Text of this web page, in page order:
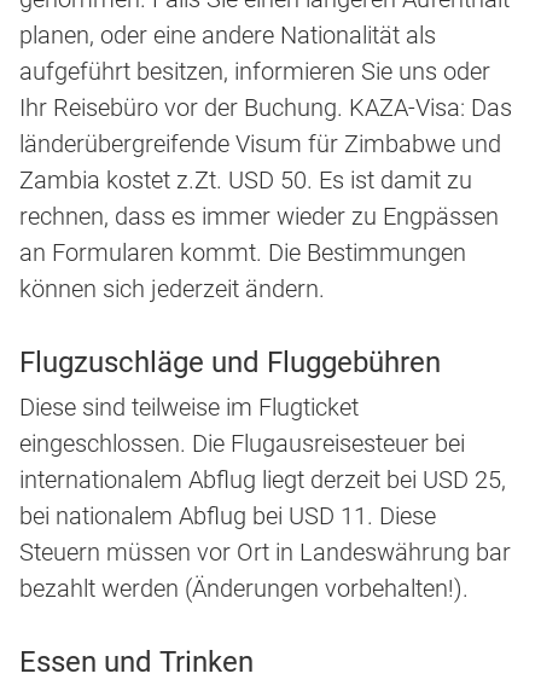
planen, oder eine andere Nationalität als
aufgeführt besitzen, informieren Sie uns oder
Ihr Reisebüro vor der Buchung. KAZA-Visa: Das
länderübergreifende Visum für Zimbabwe und
Zambia kostet z.Zt. USD 50. Es ist damit zu
rechnen, dass es immer wieder zu Engpässen
an Formularen kommt. Die Bestimmungen
können sich jederzeit ändern.
Flugzuschläge und Fluggebühren
Diese sind teilweise im Flugticket
eingeschlossen. Die Flugausreisesteuer bei
internationalem Abflug liegt derzeit bei USD 25,
bei nationalem Abflug bei USD 11. Diese
Steuern müssen vor Ort in Landeswährung bar
bezahlt werden (Änderungen vorbehalten!).
Essen und Trinken